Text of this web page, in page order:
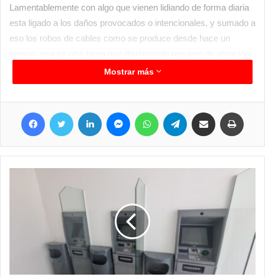
Lamentablemente con algo que vienen lidiando de forma diaria
esta ligado a los daños provocados o intencionales, y sumado a
eso los robos de cables como se produce desde hace un
por parte del equipo de Mantenimiento Eléctrico según
informaron desde la comuna.
Mostrar más